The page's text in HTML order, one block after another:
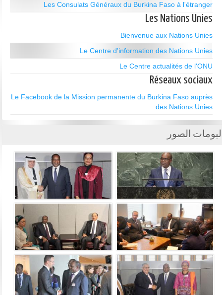
Les Consulats Généraux du Burkina Faso à l'étranger
Les Nations Unies
Bienvenue aux Nations Unies
Le Centre d'information des Nations Unies
Le Centre actualités de l'ONU
Réseaux sociaux
Le Facebook de la Mission permanente du Burkina Faso auprès
des Nations Unies
الصور